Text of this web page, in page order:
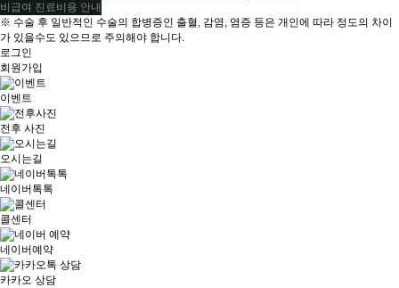
비급여 진료비용 안내
※ 수술 후 일반적인 수술의 합병증인 출혈, 감염, 염증 등은 개인에 따라 정도의 차이
가 있을수도 있으므로 주의해야 합니다.
로그인
회원가입
이벤트
전후 사진
오시는길
네이버톡톡
콜센터
네이버예약
카카오 상담